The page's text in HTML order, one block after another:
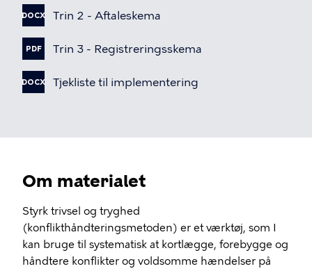
Fil
DOCX Trin 2 - Aftaleskema
Fil
PDF Trin 3 - Registreringsskema
Fil
DOCX Tjekliste til implementering
Om materialet
Styrk trivsel og tryghed
(konflikthåndteringsmetoden) er et værktøj, som I
kan bruge til systematisk at kortlægge, forebygge og
håndtere konflikter og voldsomme hændelser på